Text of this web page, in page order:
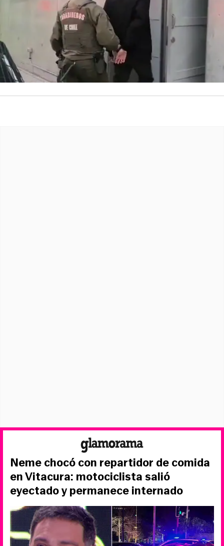
Neme chocó con repartidor de comida
en Vitacura: motociclista salió
eyectado y permanece internado